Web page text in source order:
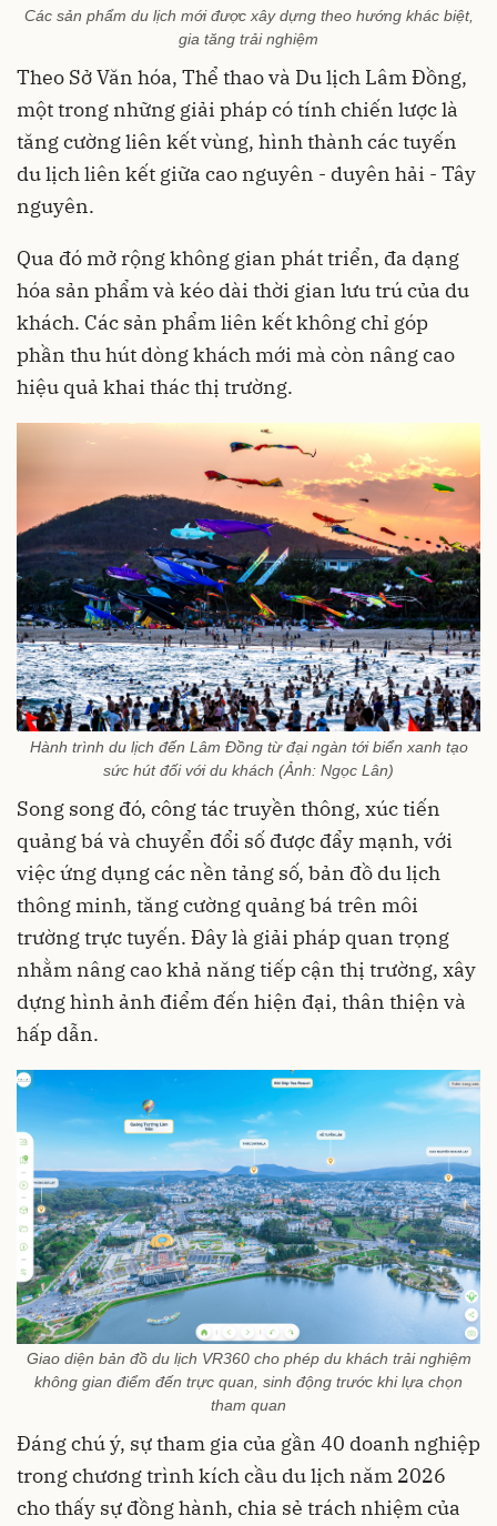
Các sản phẩm du lịch mới được xây dựng theo hướng khác biệt,
gia tăng trải nghiệm
Theo Sở Văn hóa, Thể thao và Du lịch Lâm Đồng,
một trong những giải pháp có tính chiến lược là
tăng cường liên kết vùng, hình thành các tuyến
du lịch liên kết giữa cao nguyên - duyên hải - Tây
nguyên.
Qua đó mở rộng không gian phát triển, đa dạng
hóa sản phẩm và kéo dài thời gian lưu trú của du
khách. Các sản phẩm liên kết không chỉ góp
phần thu hút dòng khách mới mà còn nâng cao
hiệu quả khai thác thị trường.
Hành trình du lịch đến Lâm Đồng từ đại ngàn tới biển xanh tạo
sức hút đối với du khách (Ảnh: Ngọc Lân)
Song song đó, công tác truyền thông, xúc tiến
quảng bá và chuyển đổi số được đẩy mạnh, với
việc ứng dụng các nền tảng số, bản đồ du lịch
thông minh, tăng cường quảng bá trên môi
trường trực tuyến. Đây là giải pháp quan trọng
nhằm nâng cao khả năng tiếp cận thị trường, xây
dựng hình ảnh điểm đến hiện đại, thân thiện và
hấp dẫn.
Giao diện bản đồ du lịch VR360 cho phép du khách trải nghiệm
không gian điểm đến trực quan, sinh động trước khi lựa chọn
tham quan
Đáng chú ý, sự tham gia của gần 40 doanh nghiệp
trong chương trình kích cầu du lịch năm 2026
cho thấy sự đồng hành, chia sẻ trách nhiệm của